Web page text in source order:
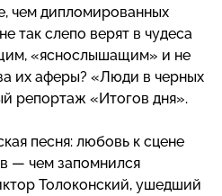
чем дипломированных
так слепо верят в чудеса
«яснослышащим» и не
их аферы? «Люди в черных
репортаж «Итогов дня».
песня: любовь к сцене
— чем запомнился
Толоконский, ушедший